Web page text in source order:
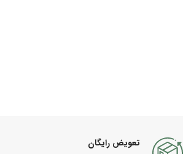
تعویض رایگان